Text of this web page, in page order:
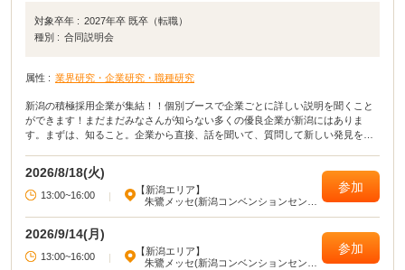
対象卒年 : 2027年卒 既卒（転職）
種別 : 合同説明会
属性 : 業界研究・企業研究・職種研究
新潟の積極採用企業が集結！！個別ブースで企業ごとに詳しい説明を聞くこと
ができます！まだまだみなさんが知らない多くの優良企業が新潟にはありま
す。まずは、知ること。企業から直接、話を聞いて、質問して新しい発見を積
2026/8/18(火)
13:00~16:00 |
【新潟エリア】
朱鷺メッセ(新潟コンベンションセンタ
参加
2026/9/14(月)
13:00~16:00 |
【新潟エリア】
朱鷺メッセ(新潟コンベンションセンタ
参加